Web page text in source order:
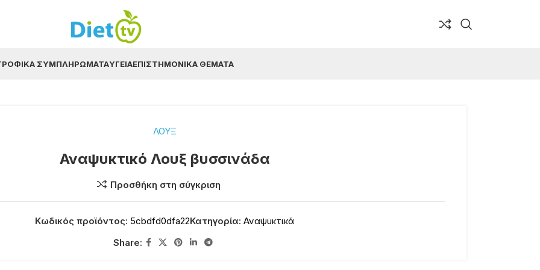
ΣΥΜΠΛΗΡΏΜΑΤΑΥΓΕΊΑΕΠΙΣΤΗΜΟΝΙΚΆ ΘΈΜΑΤΑ
ΛΟΥΞ
Αναψυκτικό Λουξ βυσσινάδα
Προσθήκη στη σύγκριση
Κωδικός προϊόντος: 5cbdfd0dfa22Κατηγορία: Αναψυκτικά
Share: